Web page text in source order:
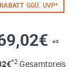
GGÜ. UVP*
*²
€*2Gesamtpreis